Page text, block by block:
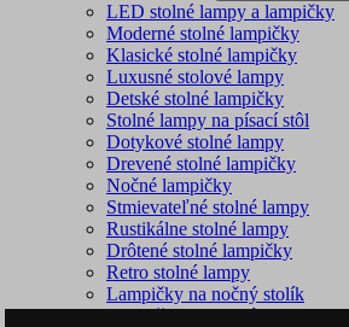
LED stolné lampy a lampičky
Moderné stolné lampičky
Klasické stolné lampičky
Luxusné stolové lampy
Detské stolné lampičky
Stolné lampy na písací stôl
Dotykové stolné lampy
Drevené stolné lampičky
Nočné lampičky
Stmievateľné stolné lampy
Rustikálne stolné lampy
Drôtené stolné lampičky
Retro stolné lampy
Lampičky na nočný stolík
Lampičky s textilným tienidlom